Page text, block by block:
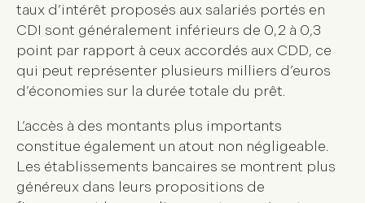
taux d’intérêt proposés aux salariés portés en
CDI sont généralement inférieurs de 0,2 à 0,3
point par rapport à ceux accordés aux CDD, ce
qui peut représenter plusieurs milliers d’euros
d’économies sur la durée totale du prêt.
L’accès à des montants plus importants
constitue également un atout non négligeable.
Les établissements bancaires se montrent plus
généreux dans leurs propositions de